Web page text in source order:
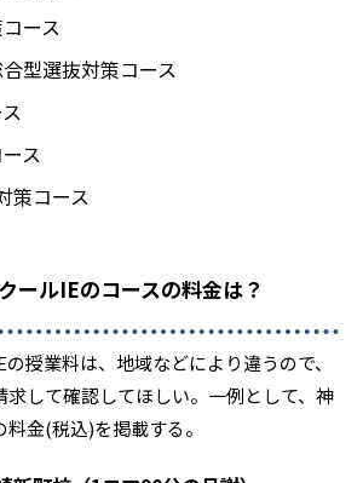
ース
型選抜対策コース
ス
策コース
ールIEのコースの料金は？
授業料は、地域などにより違うので、
求して確認してほしい。一例として、神
金(税込)を掲載する。